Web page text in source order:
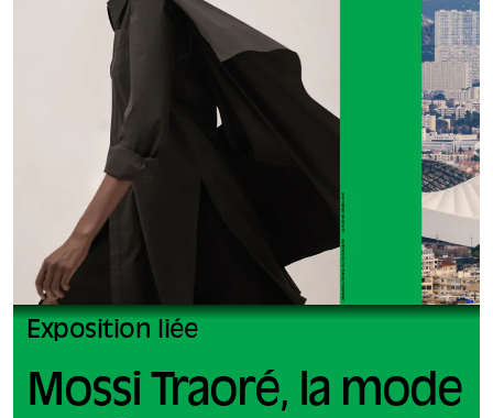
Exposition liée
Mossi Traoré, la mode